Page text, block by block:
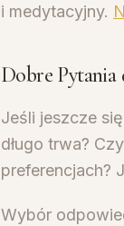
i medytacyjny.
Dobre Pytania
Jeśli jeszcze
długo trwa?
preferencjach?
Wybór